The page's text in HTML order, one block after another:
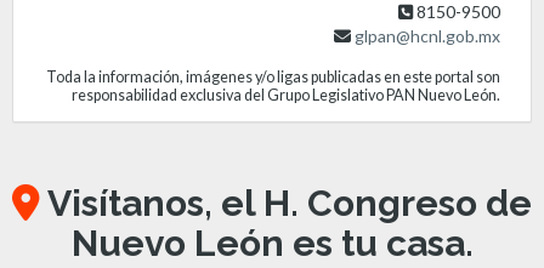
8150-9500
glpan@hcnl.gob.mx
Toda la información, imágenes y/o ligas publicadas en este portal son
responsabilidad exclusiva del Grupo Legislativo PAN Nuevo León.
Visítanos, el H. Congreso de
Nuevo León es tu casa.